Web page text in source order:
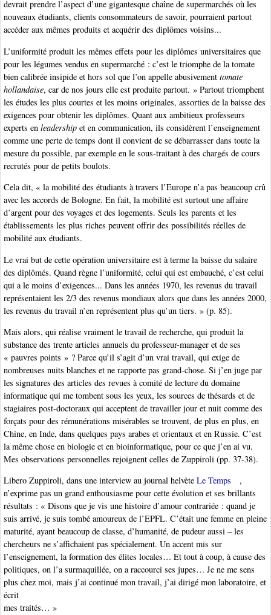
devrait prendre l’aspect d’une gigantesque chaîne de supermarchés où les
nouveaux étudiants, clients consommateurs de savoir, pourraient partout
accéder aux mêmes produits et acquérir des diplômes voisins...
L’uniformité produit les mêmes effets pour les diplômes universitaires que
pour les légumes vendus en supermarché : c’est le triomphe de la tomate
bien calibrée insipide et hors sol que l’on appelle abusivement tomate
hollandaise, car de nos jours elle est produite partout. » Partout triomphent
les études les plus courtes et les moins originales, assorties de la baisse des
exigences pour obtenir les diplômes. Quant aux ambitieux professeurs
experts en leadership et en communication, ils considèrent l’enseignement
comme une perte de temps dont il convient de se débarrasser dans toute la
mesure du possible, par exemple en le sous-traitant à des chargés de cours
recrutés pour de petits boulots.
Cela dit, « la mobilité des étudiants à travers l’Europe n’a pas beaucoup crû
avec les accords de Bologne. En fait, la mobilité est surtout une affaire
d’argent pour des voyages et des logements. Seuls les parents et les
établissements les plus riches peuvent offrir des possibilités réelles de
mobilité aux étudiants.
Le vrai but de cette opération universitaire est à terme la baisse du salaire
des diplômés. Quand règne l’uniformité, celui qui est embauché, c’est celui
qui a le moins d’exigences... Dans les années 1970, les revenus du travail
représentaient les 2/3 des revenus mondiaux alors que dans les années 2000,
les revenus du travail n’en représentent plus qu’un tiers. » (p. 85).
Mais alors, qui réalise vraiment le travail de recherche, qui produit la
substance des trente articles annuels du professeur-manager et de ses
« pauvres points » ? Parce qu’il s’agit d’un vrai travail, qui exige de
nombreuses nuits blanches et ne rapporte pas grand-chose. Si j’en juge par
les signatures des articles des revues à comité de lecture du domaine
informatique qui me tombent sous les yeux, les sources de thésards et de
stagiaires post-doctoraux qui acceptent de travailler jour et nuit comme des
forçats pour des rémunérations misérables se trouvent, de plus en plus, en
Chine, en Inde, dans quelques pays arabes et orientaux et en Russie. C’est
la même chose en biologie et en bioinformatique, pour ce que j’en ai vu.
Mes observations personnelles rejoignent celles de Zuppiroli (pp. 37-38).
Libero Zuppiroli, dans une interview au journal helvète Le Temps
,
n’exprime pas un grand enthousiasme pour cette évolution et ses brillants
résultats : « Disons que je vis une histoire d’amour contrariée : quand je
suis arrivé, je suis tombé amoureux de l’EPFL. C’était une femme en pleine
maturité, ayant beaucoup de classe, d’humanité, de pudeur aussi – les
chercheurs ne s’affichaient pas spécialement. Un accent mis sur
l’enseignement, la formation des élites locales… Et tout à coup, à cause des
politiques, on l’a surmaquillée, on a raccourci ses jupes… Je ne me sens
plus chez moi, mais j’ai continué mon travail, j’ai dirigé mon laboratoire, et
écrit
mes traités… »